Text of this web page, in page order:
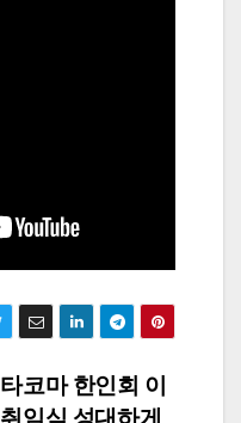
타코마 한인회 이